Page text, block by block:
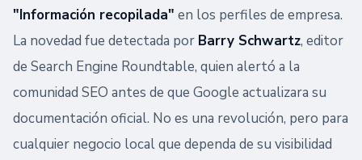
"Información recopilada" en los perfiles de empresa.
La novedad fue detectada por Barry Schwartz, editor
de Search Engine Roundtable, quien alertó a la
comunidad SEO antes de que Google actualizara su
documentación oficial. No es una revolución, pero para
cualquier negocio local que dependa de su visibilidad